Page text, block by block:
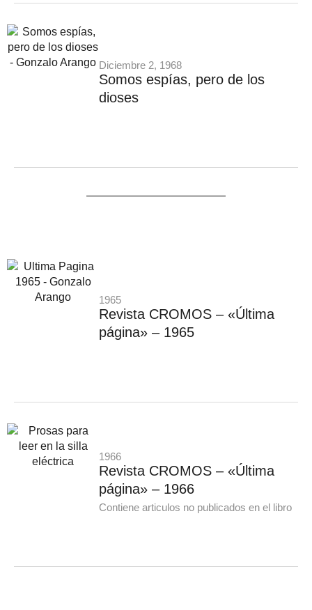
Diciembre 2, 1968
Somos espías, pero de los
dioses
1965
Revista CROMOS – «Última
página» – 1965
1966
Revista CROMOS – «Última
página» – 1966
Contiene articulos no publicados en el libro